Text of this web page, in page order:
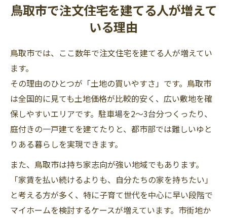
鳥取市で注文住宅を建てる人が増えて
いる理由
鳥取市では、ここ数年で注文住宅を建てる人が増えてい
ます。
その理由のひとつが「土地の買いやすさ」です。鳥取市
は全国的に見ても土地価格が比較的安く、広い敷地を確
保しやすいエリアです。駐車場を2～3台分つくったり、
庭付きの一戸建てを建てたりと、都市部では難しいゆと
りある暮らしを実現できます。
また、鳥取市は持ち家志向が強い地域でもあります。
「家賃を払い続けるよりも、自分たちの家を持ちたい」
と考える方が多く、特に子育て世代を中心に早い段階で
マイホームを検討するケースが増えています。市街地か